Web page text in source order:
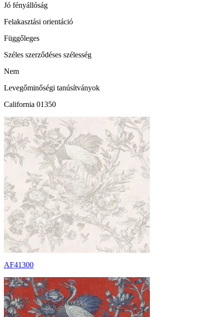
Jó fényállóság
Felakasztási orientáció
Függőleges
Széles szerződéses szélesség
Nem
Levegőminőségi tanúsítványok
California 01350
AF41300